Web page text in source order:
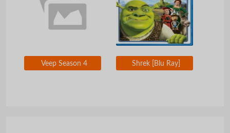
Veep Season 4 Shrek [Blu Ray]